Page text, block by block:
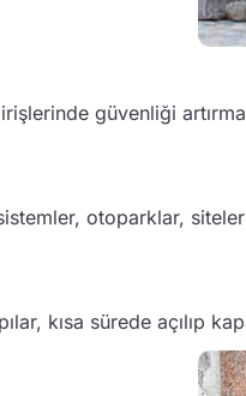
güvenliği
otoparklar,
kısa sürede açılıp